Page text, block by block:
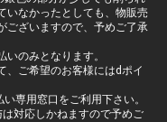
いなかったとしても、物販売
ございますので、予めご了承
のみとなります。
ご希望のお客様にはdポイ
専用窓口をご利用下さい。
対応しかねますので予めご